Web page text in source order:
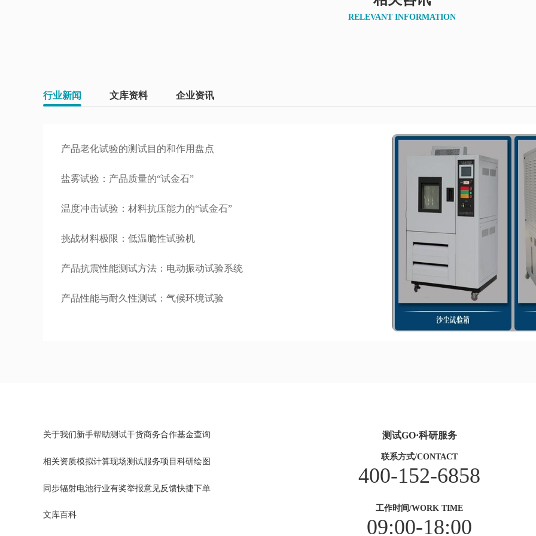
RELEVANT INFORMATION
行业新闻 文库资料 企业资讯
产品老化试验的测试目的和作用盘点
盐雾试验：产品质量的“试金石”
温度冲击试验：材料抗压能力的“试金石”
挑战材料极限：低温脆性试验机
产品抗震性能测试方法：电动振动试验系统
产品性能与耐久性测试：气候环境试验
关于我们 新手帮助测试干货商务合作基金查询
相关资质模拟计算现场测试服务项目 科研绘图
同步辐射电池行业有奖举报意见反馈快捷下单
文库百科
测试GO·科研服务
联系方式/CONTACT
400-152-6858
工作时间/WORK TIME
09:00-18:00